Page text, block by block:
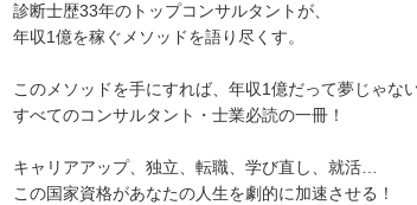
診断士歴33年のトップコンサルタントが、
年収1億を稼ぐメソッドを語り尽くす。
このメソッドを手にすれば、年収1億だって夢じゃない
すべてのコンサルタント・士業必読の一冊！
キャリアアップ、独立、転職、学び直し、就活…
この国家資格があなたの人生を劇的に加速させる！